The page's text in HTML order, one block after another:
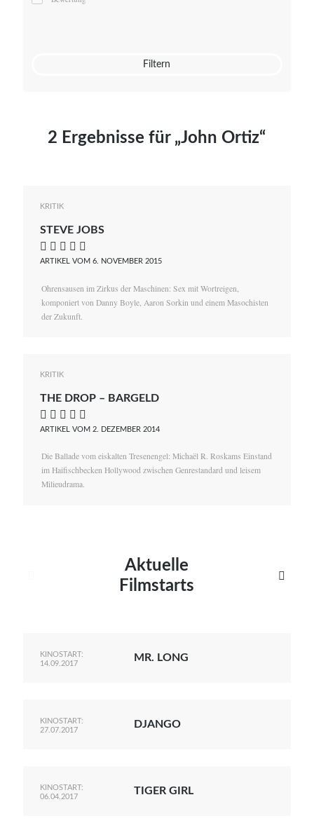
Mato von Vogelstein
Filtern
2 Ergebnisse für „John Ortiz“
KRITIK
STEVE JOBS
    
ARTIKEL VOM 6. NOVEMBER 2015
Ohrensausen im Zirkus der Maschinen: Sex mit Wortreigen,
komponiert von Danny Boyle, Aaron Sorkin und einem Masochisten
der Zukunft.
KRITIK
THE DROP – BARGELD
    
ARTIKEL VOM 2. DEZEMBER 2014
Die Ballade vom eiskalten Tresenengel: Michaël R. Roskams Einstand
im Haifischbecken Hollywood zwischen Genrestandard und leisem
Milieudrama.
Aktuelle
Filmstarts

KINOSTART:
14.09.2017
MR. LONG
KINOSTART:
27.07.2017
DJANGO
KINOSTART:
06.04.2017
TIGER GIRL